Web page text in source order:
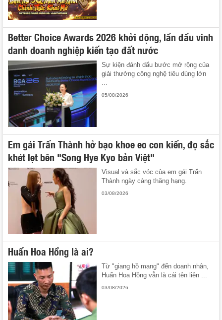
Better Choice Awards 2026 khởi động, lần đầu vinh
danh doanh nghiệp kiến tạo đất nước
Sự kiện đánh dấu bước mở rộng của
giải thưởng công nghệ tiêu dùng lớn
05/08/2026
Em gái Trấn Thành hở bạo khoe eo con kiến, đọ sắc
khét lẹt bên "Song Hye Kyo bản Việt"
Visual và sắc vóc của em gái Trấn
Thành ngày càng thăng hạng.
03/08/2026
Huấn Hoa Hồng là ai?
Từ "giang hồ mạng" đến doanh nhân,
Huấn Hoa Hồng vẫn là cái tên liên ...
03/08/2026